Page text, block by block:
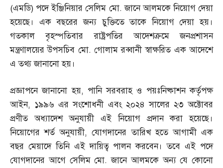
(এমডি) পদে ইঞ্জিনিয়ার সেলিম মো.জানে আলমকে নিয়োগ দেয়া
হয়েছে। এক বছরের জন্য চুক্তিতে তাকে নিয়োগ দেয়া হয়।
গতকাল বৃহস্পতিবার রাষ্ট্রপতির আদেশক্রমে জনপ্রশাসন
মন্ত্রণালয়ের উপসচিব মো. গোলাম রব্বানী স্বাক্ষরিত এক আদেশে
এ তথ্য জানানো হয়।
প্রজ্ঞাপনে জানানো হয়, পানি সরবরাহ ও পয়ঃনিষ্কাশন কর্তৃপক্ষ
আইন, ১৯৯৬ এর সংশোধনী এবং ২০২৪ সালের ২৩ অক্টোবর
প্রণীত অধ্যাদেশ অনুযায়ী এই নিয়োগ প্রদান করা হয়েছে।
নিয়োগের শর্ত অনুযায়ী,যোগদানের তারিখ হতে আগামী এক
বছর মেয়াদে তিনি এই দায়িত্ব পালন করবেন। তবে এই পদে
যোগদানের আগে সেলিম মো.জানে আলমকে অন্য যে কোনো